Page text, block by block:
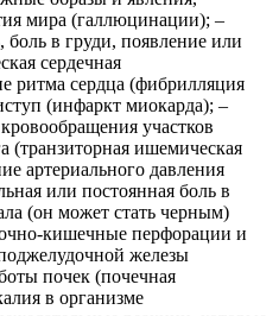
мира (галлюцинации); ‒
в груди, появление или
сердечная
ритма сердца (фибрилляция
(инфаркт миокарда); ‒
участков
(транзиторная ишемическая
артериального давления
или постоянная боль в
(он может стать черным)
кишечные перфорации и
железы
почек (почечная
в организме